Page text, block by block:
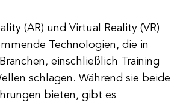
(AR) und Virtual Reality (VR)
Technologien, die in
einschließlich Training
schlagen. Während sie beide
bieten, gibt es